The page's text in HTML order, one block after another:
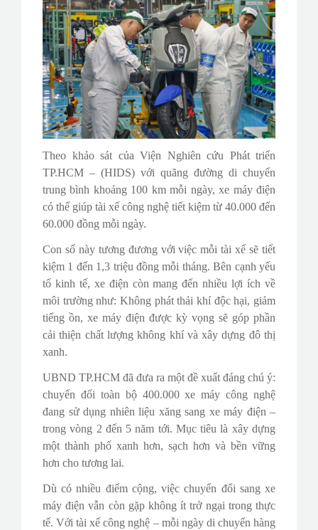
Theo khảo sát của Viện Nghiên cứu Phát triển
TP.HCM – (HIDS) với quãng đường di chuyển
trung bình khoảng 100 km mỗi ngày, xe máy điện
có thể giúp tài xế công nghệ tiết kiệm từ 40.000 đến
60.000 đồng mỗi ngày.
Con số này tương đương với việc mỗi tài xế sẽ tiết
kiệm 1 đến 1,3 triệu đồng mỗi tháng. Bên cạnh yếu
tố kinh tế, xe điện còn mang đến nhiều lợi ích về
môi trường như: Không phát thải khí độc hại, giảm
tiếng ồn, xe máy điện được kỳ vọng sẽ góp phần
cải thiện chất lượng không khí và xây dựng đô thị
xanh.
UBND TP.HCM đã đưa ra một đề xuất đáng chú ý:
chuyển đổi toàn bộ 400.000 xe máy công nghệ
đang sử dụng nhiên liệu xăng sang xe máy điện –
trong vòng 2 đến 5 năm tới. Mục tiêu là xây dựng
một thành phố xanh hơn, sạch hơn và bền vững
hơn cho tương lai.
Dù có nhiều điểm cộng, việc chuyển đổi sang xe
máy điện vẫn còn gặp không ít trở ngại trong thực
tế. Với tài xế công nghệ – mỗi ngày di chuyển hàng